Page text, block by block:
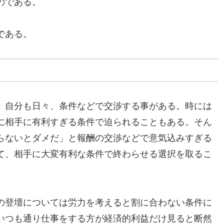
る。
分も日々、条件などで交渉する事がある。時には
手に有利すぎる条件で迫られることもある。そん
いとダメだ」と報酬の交渉などで意気込みすぎる
相手に大変有利な条件で終わらせる選択を取るこ
壇については労力を考えると割に合わない条件に
も通り仕事をする方が経済的利益だけ見ると断然